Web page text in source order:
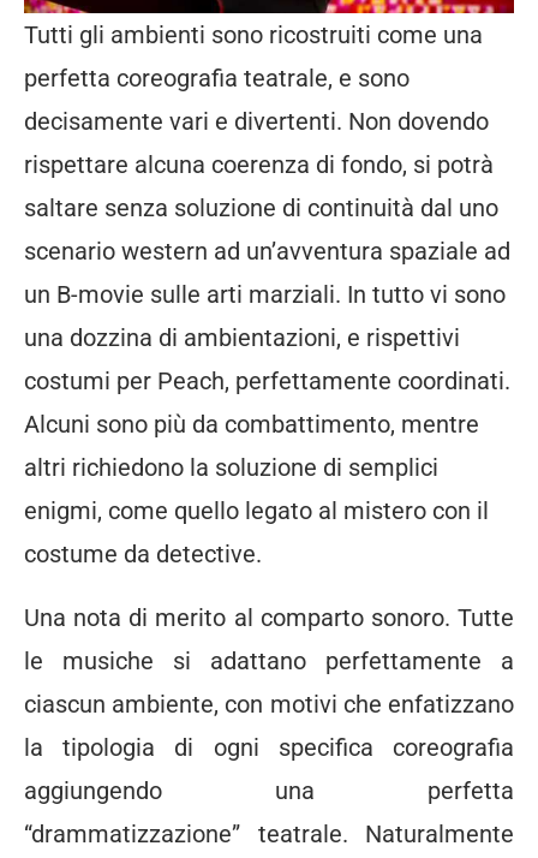
Tutti gli ambienti sono ricostruiti come una
perfetta coreografia teatrale, e sono
decisamente vari e divertenti. Non dovendo
rispettare alcuna coerenza di fondo, si potrà
saltare senza soluzione di continuità dal uno
scenario western ad un’avventura spaziale ad
un B-movie sulle arti marziali. In tutto vi sono
una dozzina di ambientazioni, e rispettivi
costumi per Peach, perfettamente coordinati.
Alcuni sono più da combattimento, mentre
altri richiedono la soluzione di semplici
enigmi, come quello legato al mistero con il
costume da detective.
Una nota di merito al comparto sonoro. Tutte
le musiche si adattano perfettamente a
ciascun ambiente, con motivi che enfatizzano
la tipologia di ogni specifica coreografia
aggiungendo una perfetta
“drammatizzazione” teatrale. Naturalmente